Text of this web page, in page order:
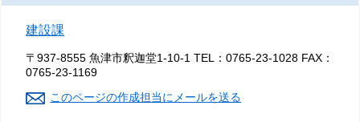
建設課
〒937-8555 魚津市釈迦堂1-10-1 TEL：0765-23-1028 FAX：
0765-23-1169
このページの作成担当にメールを送る